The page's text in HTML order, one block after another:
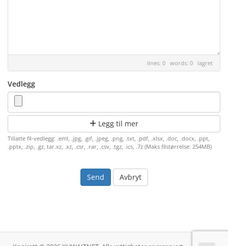
lines: 0 words: 0 lagret
Vedlegg
Legg til mer
Tillatte fil-vedlegg: .eml, .jpg, .gif, .jpeg, .png, .txt, .pdf, .xlsx, .doc, .docx, .ppt,
.pptx, .zip, .gz, tar.xz, .xz, .csr, .rar, .csv, .tgz, .ics, .7z (Maks filstørrelse: 254MB)
Avbryt